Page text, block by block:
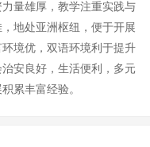
量雄厚，教学注重实践与
地处亚洲枢纽，便于开展
境优，双语环境利于提升
安良好，生活便利，多元
累丰富经验。